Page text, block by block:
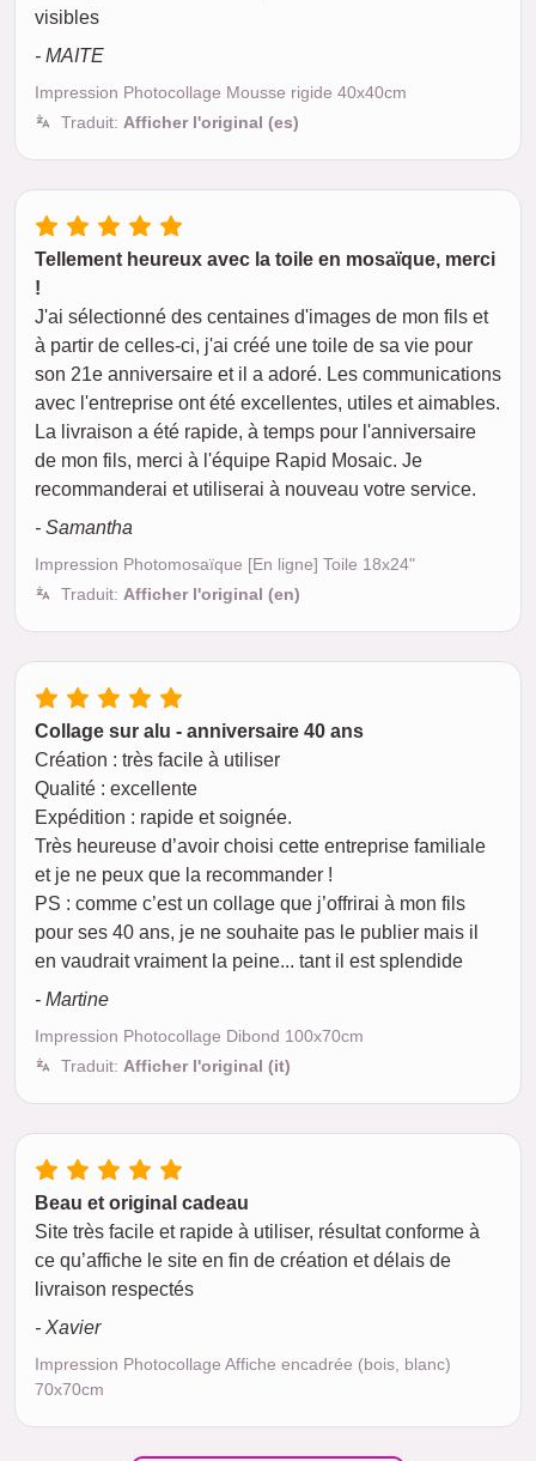
visibles
- MAITE
Impression Photocollage Mousse rigide 40x40cm
Traduit: Afficher l'original (es)
Tellement heureux avec la toile en mosaïque, merci
!
J'ai sélectionné des centaines d'images de mon fils et
à partir de celles-ci, j'ai créé une toile de sa vie pour
son 21e anniversaire et il a adoré. Les communications
avec l'entreprise ont été excellentes, utiles et aimables.
La livraison a été rapide, à temps pour l'anniversaire
de mon fils, merci à l'équipe Rapid Mosaic. Je
recommanderai et utiliserai à nouveau votre service.
- Samantha
Impression Photomosaïque [En ligne] Toile 18x24"
Traduit: Afficher l'original (en)
Collage sur alu - anniversaire 40 ans
Création : très facile à utiliser
Qualité : excellente
Expédition : rapide et soignée.
Très heureuse d’avoir choisi cette entreprise familiale
et je ne peux que la recommander !
PS : comme c’est un collage que j’offrirai à mon fils
pour ses 40 ans, je ne souhaite pas le publier mais il
en vaudrait vraiment la peine... tant il est splendide
- Martine
Impression Photocollage Dibond 100x70cm
Traduit: Afficher l'original (it)
Beau et original cadeau
Site très facile et rapide à utiliser, résultat conforme à
ce qu’affiche le site en fin de création et délais de
livraison respectés
- Xavier
Impression Photocollage Affiche encadrée (bois, blanc)
70x70cm